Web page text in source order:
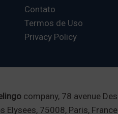
Contato
Termos de Uso
Privacy Policy
company, 78 avenue Des
Elysees, 75008, Paris, France